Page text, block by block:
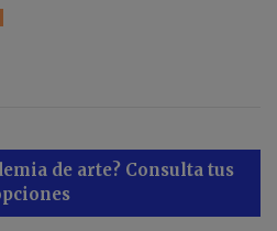
de arte? Consulta tus